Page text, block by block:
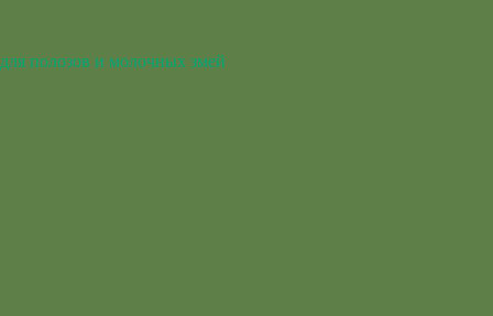
для полозов и молочных змей